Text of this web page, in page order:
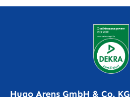
Hugo Arens GmbH & Co. KG